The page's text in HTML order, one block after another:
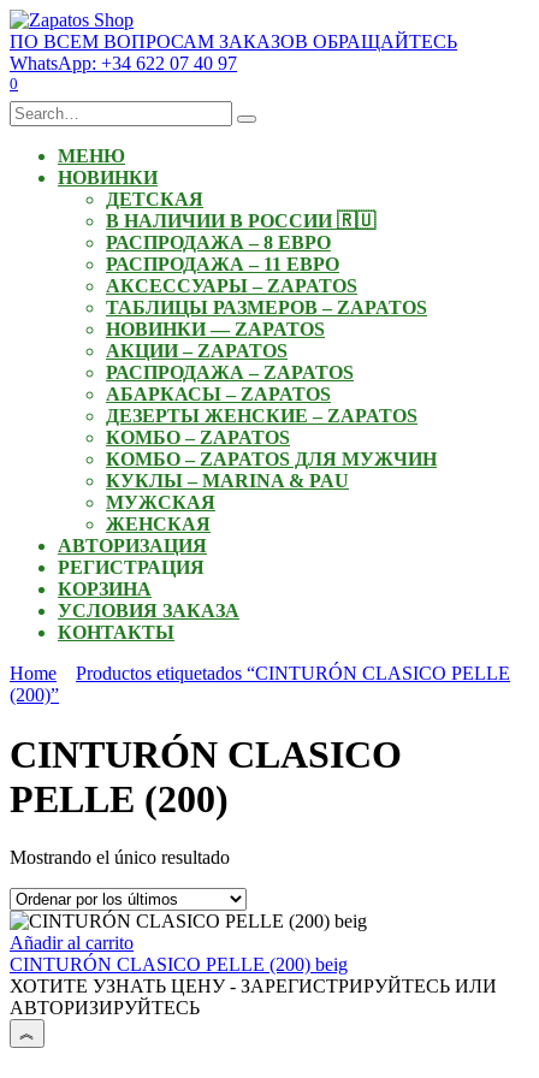
Skip
to
content
ПО ВСЕМ ВОПРОСАМ ЗАКАЗОВ ОБРАЩАЙТЕСЬ
WhatsApp: +34 622 07 40 97
0
Search
for:
МЕНЮ
НОВИНКИ
ДЕТСКАЯ
В НАЛИЧИИ В РОССИИ 🇷🇺
РАСПРОДАЖА – 8 ЕВРО
РАСПРОДАЖА – 11 ЕВРО
АКСЕССУАРЫ – ZAPATOS
ТАБЛИЦЫ РАЗМЕРОВ – ZAPATOS
НОВИНКИ — ZAPATOS
АКЦИИ – ZAPATOS
РАСПРОДАЖА – ZAPATOS
АБАРКАСЫ – ZAPATOS
ДЕЗЕРТЫ ЖЕНСКИЕ – ZAPATOS
КОМБО – ZAPATOS
КОМБО – ZAPATOS ДЛЯ МУЖЧИН
КУКЛЫ – MARINA & PAU
МУЖСКАЯ
ЖЕНСКАЯ
АВТОРИЗАЦИЯ
РЕГИСТРАЦИЯ
КОРЗИНА
УСЛОВИЯ ЗАКАЗА
КОНТАКТЫ
Home
Productos etiquetados “CINTURÓN CLASICO PELLE
(200)”
CINTURÓN CLASICO
PELLE (200)
Mostrando el único resultado
Añadir al carrito
CINTURÓN CLASICO PELLE (200) beig
ХОТИТЕ УЗНАТЬ ЦЕНУ - ЗАРЕГИСТРИРУЙТЕСЬ ИЛИ
АВТОРИЗИРУЙТЕСЬ